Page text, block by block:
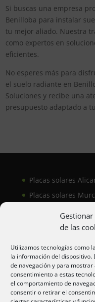
de las
Utilizamos tecnologías como
la información del
de navegación y para mostrar
consentimiento a estas
el comportamiento de
consentir o retirar el
Si buscas una empresa
Benilloba para instalar
tu mejor aliado. Nuestra
como expertos en
eficientes.
No esperes más para
el suelo radiante en
Soluciones y recibe una
presupuesto adaptado a
Placas solares
Placas solares
Aire acondicionado
Aire
Aire acondicionado